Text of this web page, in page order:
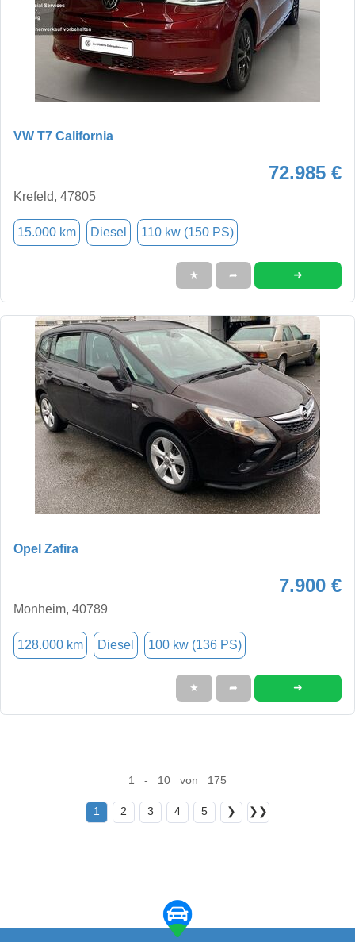
VW T7 California
72.985 €
Krefeld, 47805
15.000 km Diesel 110 kw (150 PS)
★ ➦ ➜
Opel Zafira
7.900 €
Monheim, 40789
128.000 km Diesel 100 kw (136 PS)
★ ➦ ➜
1 - 10 von 175
1 2 3 4 5 ❯ ❯❯